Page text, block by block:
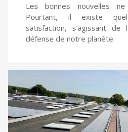
Les bonnes nouvelles
Pourtant, il existe
satisfaction, s'agissant
défense de notre planète.